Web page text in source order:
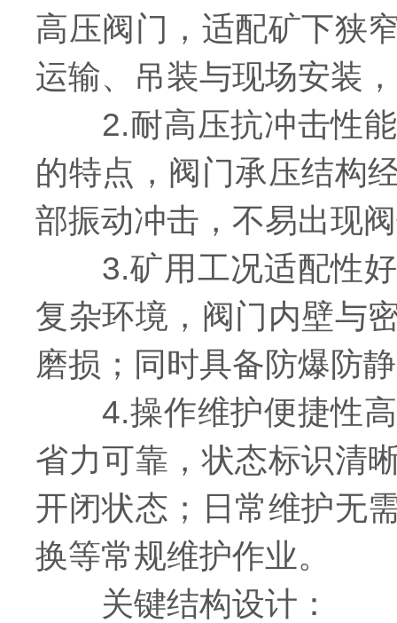
高压阀门，适配矿下狭
运输、吊装与现场安装
2.耐高压抗冲击性能
的特点，阀门承压结构
部振动冲击，不易出现
3.矿用工况适配性好
复杂环境，阀门内壁与
磨损；同时具备防爆防
4.操作维护便捷性高
省力可靠，状态标识清
开闭状态；日常维护无
换等常规维护作业。
关键结构设计：